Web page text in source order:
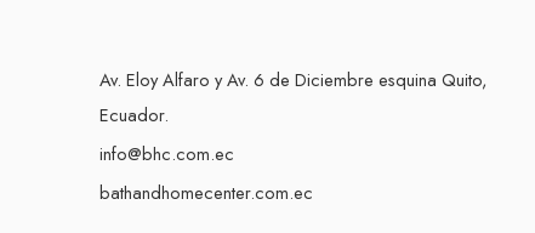
Av. Eloy Alfaro y Av. 6 de Diciembre esquina Quito,
Ecuador.
info@bhc.com.ec
bathandhomecenter.com.ec